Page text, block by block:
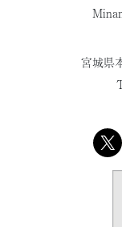
宮城県
X